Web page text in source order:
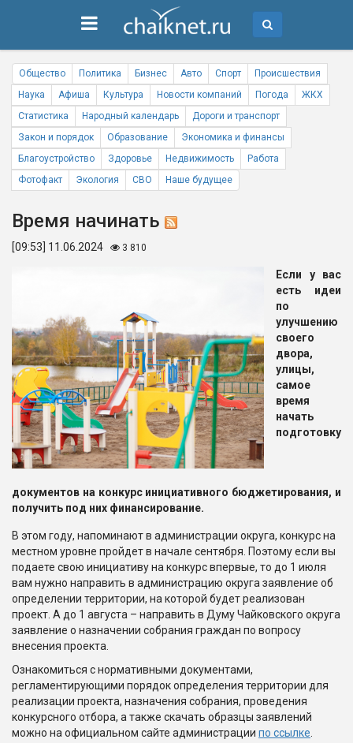
Общество Политика Бизнес Авто Спорт
Происшествия
Наука
Афиша Культура Новости компаний Погода
ЖКХ
Статистика
Народный календарь
Дороги и транспорт
Закон и порядок
Образование
Экономика и финансы
Благоустройство
Здоровье Недвижимость
Работа
Фотофакт
Экология СВО Наше будущее
Время начинать
[09:53] 11.06.2024 3 810
Если у вас
есть идеи
по
улучшению
своего
двора,
улицы,
самое
время
начать
подготовку
документов на конкурс инициативного бюджетирования, и
получить под них финансирование.
В этом году, напоминают в администрации округа, конкурс на
местном уровне пройдет в начале сентября. Поэтому если вы
подаете свою инициативу на конкурс впервые, то до 1 июля
вам нужно направить в администрацию округа заявление об
определении территории, на которой будет реализован
проект. А до 1 августа – направить в Думу Чайковского округа
заявление о назначении собрания граждан по вопросу
внесения проекта.
Ознакомиться с нормативными документами,
регламентирующими порядок определения территории для
реализации проекта, назначения собрания, проведения
конкурсного отбора, а также скачать образцы заявлений
можно на официальном сайте администрации по ссылке